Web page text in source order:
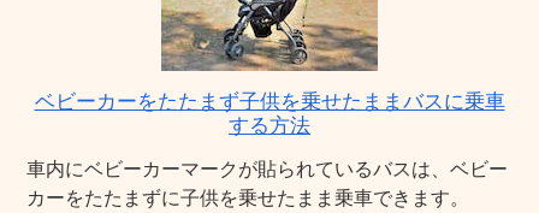
ベビーカーをたたまず子供を乗せたままバスに乗車
する方法
車内にベビーカーマークが貼られているバスは、ベビー
カーをたたまずに子供を乗せたまま乗車できます。